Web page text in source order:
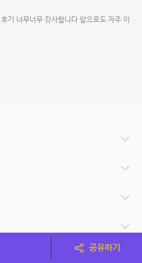
기 너무너무 감사합니다 앞으로도 자주 이
공유하기